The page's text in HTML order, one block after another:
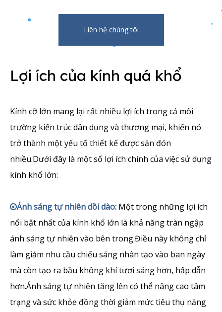
Liên hệ chúng tôi
Lợi ích của kính quá khổ
Kính cỡ lớn mang lại rất nhiều lợi ích trong cả môi
trường kiến ​​trúc dân dụng và thương mại, khiến nó
trở thành một yếu tố thiết kế được săn đón
nhiều.Dưới đây là một số lợi ích chính của việc sử dụng
kính khổ lớn:
Ánh sáng tự nhiên dồi dào: Một trong những lợi ích
nổi bật nhất của kính khổ lớn là khả năng tràn ngập
ánh sáng tự nhiên vào bên trong.Điều này không chỉ
làm giảm nhu cầu chiếu sáng nhân tạo vào ban ngày
mà còn tạo ra bầu không khí tươi sáng hơn, hấp dẫn
hơn.Ánh sáng tự nhiên tăng lên có thể nâng cao tâm
trạng và sức khỏe đồng thời giảm mức tiêu thụ năng